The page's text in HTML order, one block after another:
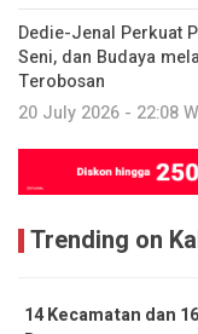
Dedie-Jenal Perkuat
Seni, dan Budaya
Terobosan
20 July 2026 - 22:08
Trending on
14 Kecamatan dan